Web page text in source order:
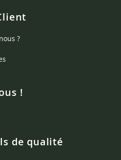
?
!
de qualité